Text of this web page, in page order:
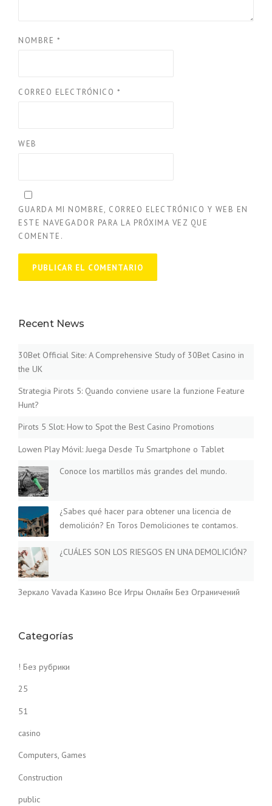
NOMBRE *
CORREO ELECTRÓNICO *
WEB
GUARDA MI NOMBRE, CORREO ELECTRÓNICO Y WEB EN
ESTE NAVEGADOR PARA LA PRÓXIMA VEZ QUE
COMENTE.
Recent News
30Bet Official Site: A Comprehensive Study of 30Bet Casino in
the UK
Strategia Pirots 5: Quando conviene usare la funzione Feature
Hunt?
Pirots 5 Slot: How to Spot the Best Casino Promotions
Lowen Play Móvil: Juega Desde Tu Smartphone o Tablet
Conoce los martillos más grandes del mundo.
¿Sabes qué hacer para obtener una licencia de
demolición? En Toros Demoliciones te contamos.
¿CUÁLES SON LOS RIESGOS EN UNA DEMOLICIÓN?
Зеркало Vavada Казино Все Игры Онлайн Без Ограничений
Categorías
! Без рубрики
25
51
casino
Computers, Games
Construction
public